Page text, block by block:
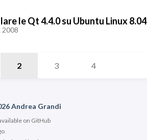
le Qt 4.4.0 su Ubuntu Linux 8.04
2008
2 3 4
Andrea Grandi
on GitHub